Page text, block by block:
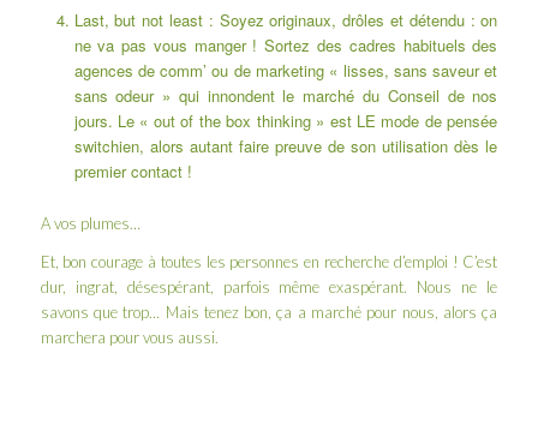
Last, but not least : Soyez originaux, drôles et détendu : on
ne va pas vous manger ! Sortez des cadres habituels des
agences de comm’ ou de marketing « lisses, sans saveur et
sans odeur » qui innondent le marché du Conseil de nos
jours. Le « out of the box thinking » est LE mode de pensée
switchien, alors autant faire preuve de son utilisation dès le
premier contact !
A vos plumes…
Et, bon courage à toutes les personnes en recherche d’emploi ! C’est
dur, ingrat, désespérant, parfois même exaspérant. Nous ne le
savons que trop… Mais tenez bon, ça a marché pour nous, alors ça
marchera pour vous aussi.